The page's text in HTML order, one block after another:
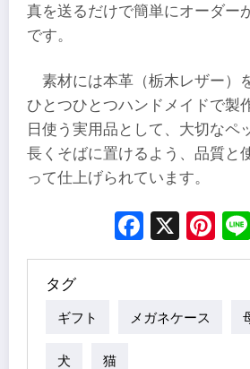
真を送るだけで簡単にオーダー
です。
素材には本革（栃木レザー）
ひとつひとつハンドメイドで製
日使う実用品として、大切なペ
長くそばに置けるよう、品質と
って仕上げられています。
X
タグ
ギフト メガネケース
犬 猫